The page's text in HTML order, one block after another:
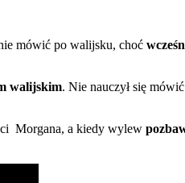
mówić po walijsku, choć
walijskim. Nie nauczył się
Morgana, a kiedy wylew